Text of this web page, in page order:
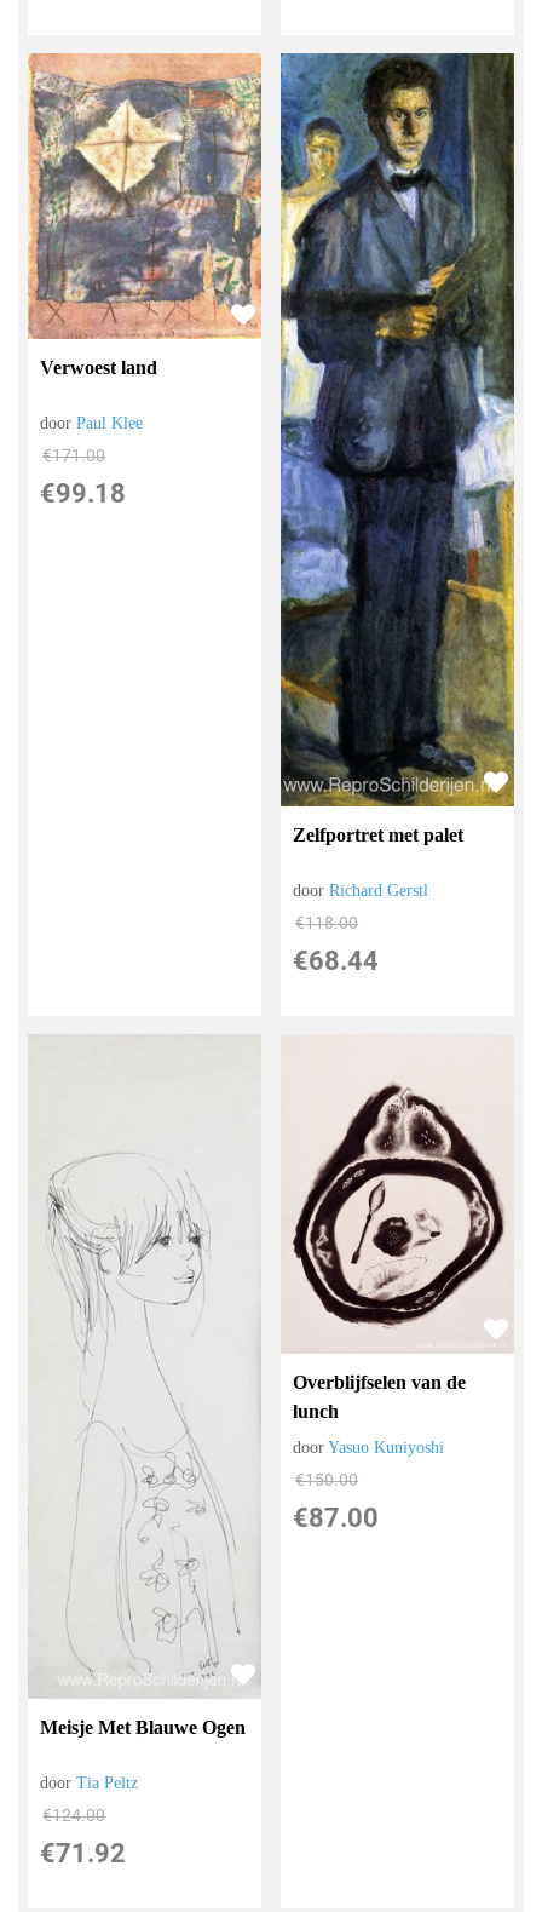
Verwoest land
doorPaul Klee
€171.00
€99.18
Zelfportret met palet
doorRichard Gerstl
€118.00
€68.44
Meisje Met Blauwe Ogen
doorTia Peltz
€124.00
€71.92
Overblijfselen van de
lunch
doorYasuo Kuniyoshi
€150.00
€87.00